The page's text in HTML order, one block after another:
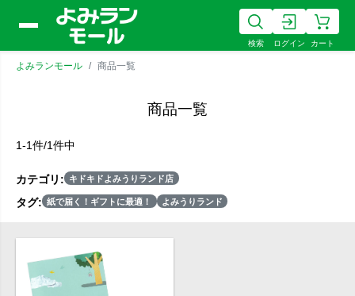
検索 ログイン カート
よみランモール 商品一覧
商品一覧
1-1件/1件中
カテゴリ: キドキドよみうりランド店
タグ: 紙で届く！ギフトに最適！ よみうりランド